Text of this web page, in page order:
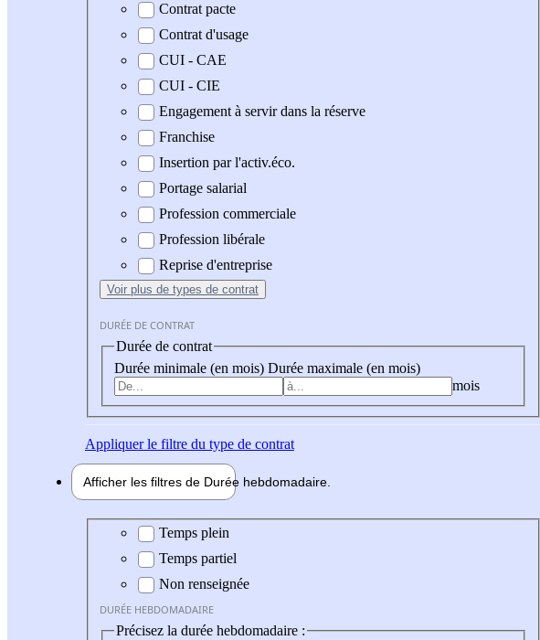
Contrat pacte
Contrat d'usage
CUI - CAE
CUI - CIE
Engagement à servir dans la réserve
Franchise
Insertion par l'activ.éco.
Portage salarial
Profession commerciale
Profession libérale
Reprise d'entreprise
Voir plus de types de contrat
DURÉE DE CONTRAT
Durée de contrat
Durée minimale (en mois) Durée maximale (en mois)
mois
Appliquerle filtre du type de contrat
Afficher les filtres de Durée hebdomadaire
Durée hebdomadaire
Temps plein
Temps partiel
Non renseignée
DURÉE HEBDOMADAIRE
Précisez la durée hebdomadaire :